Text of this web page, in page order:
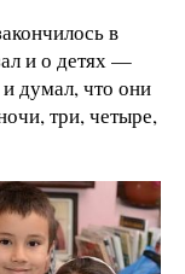
в
и о детях —
думал, что они
три, четыре,